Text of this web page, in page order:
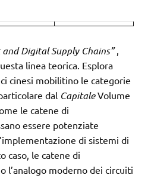
and Digital Supply Chains”,
linea teorica. Esplora
cinesi mobilitino le categorie
dal CapitaleVolume
le catene di
essere potenziate
di sistemi di
caso, le catene di
l’analogo moderno dei circuiti